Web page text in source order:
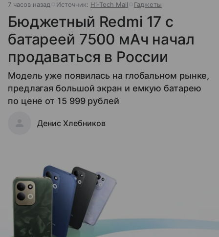
7 часов назад Источник: Hi-Tech Mail Гаджеты
Бюджетный Redmi 17 с
батареей 7500 мАч начал
продаваться в России
Модель уже появилась на глобальном рынке,
предлагая большой экран и емкую батарею
по цене от 15 999 рублей
Денис Хлебников